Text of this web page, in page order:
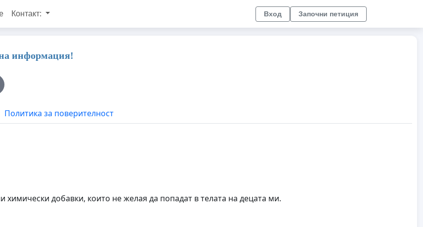
Контакт: Вход Започни петиция
информация!
Политика за поверителност
добавки, които не желая да попадат в телата на децата ми.